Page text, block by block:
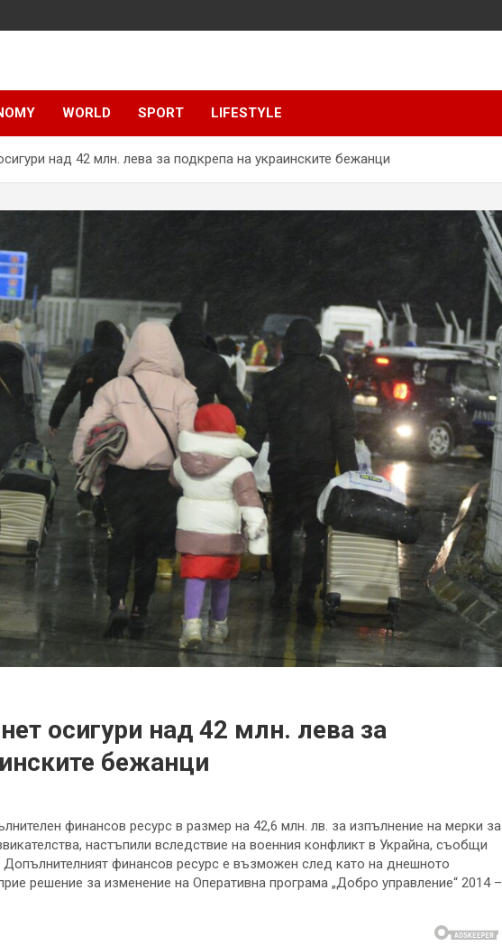
WORLD SPORT LIFESTYLE
над 42 млн. лева за подкрепа на украинските бежанци
осигури над 42 млн. лева за
бежанци
финансов ресурс в размер на 42,6 млн. лв. за изпълнение на мерки за
настъпили вследствие на военния конфликт в Украйна, съобщи
Допълнителният финансов ресурс е възможен след като на днешното
решение за изменение на Оперативна програма „Добро управление“ 2014 –